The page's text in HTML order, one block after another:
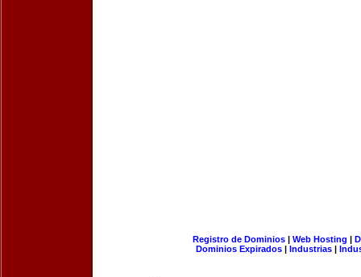
Registro de Dominios| Web Hosting |
Dominios Expirados | Industrias |